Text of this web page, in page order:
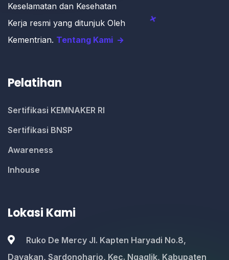
Keselamatan dan Kesehatan
Kerja resmi yang ditunjuk Oleh
Kementrian. Tentang Kami
Pelatihan
Sertifikasi KEMNAKER RI
Sertifikasi BNSP
Awareness
Inhouse
Lokasi Kami
Ruko De Mercy Jl. Kapten Haryadi No.8,
Dayakan, Sardonoharjo, Kec. Ngaglik, Kabupaten